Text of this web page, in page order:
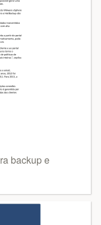
backup e